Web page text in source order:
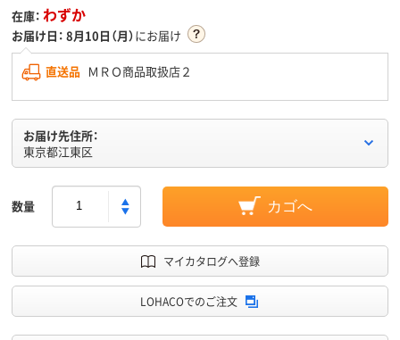
在庫： わずか
お届け日： 8月10日（月）にお届け
直送品 ＭＲＯ商品取扱店２
お届け先住所：
東京都江東区
数量 カゴへ
マイカタログへ登録
LOHACOでのご注文